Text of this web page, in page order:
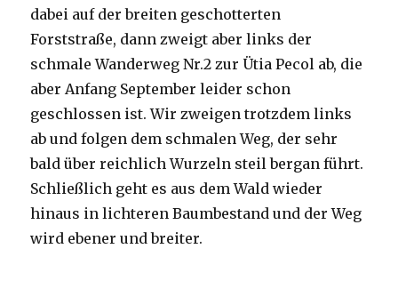
dabei auf der breiten geschotterten
Forststraße, dann zweigt aber links der
schmale Wanderweg Nr.2 zur Ütia Pecol ab, die
aber Anfang September leider schon
geschlossen ist. Wir zweigen trotzdem links
ab und folgen dem schmalen Weg, der sehr
bald über reichlich Wurzeln steil bergan führt.
Schließlich geht es aus dem Wald wieder
hinaus in lichteren Baumbestand und der Weg
wird ebener und breiter.